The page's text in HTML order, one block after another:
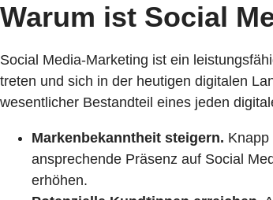
Warum ist Social
Social Media-Marketing ist ein
treten und sich in der heutigen digitalen
wesentlicher Bestandteil eines jeden
Markenbekanntheit steigern. Knapp
ansprechende Präsenz auf Social
erhöhen.